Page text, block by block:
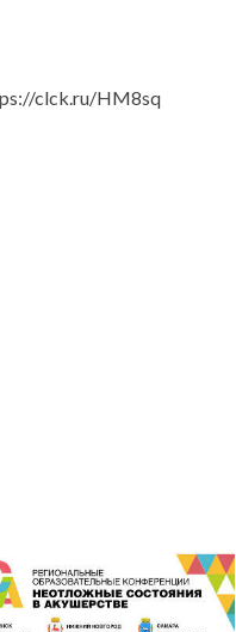
clck.ru/HM8sq